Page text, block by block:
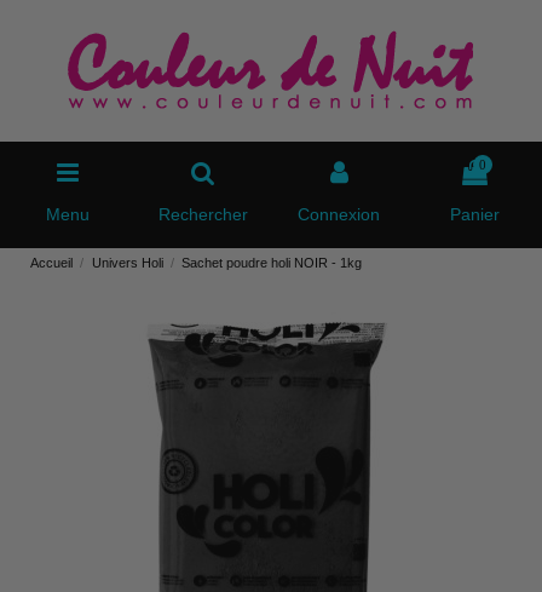
Menu Rechercher Connexion
0
Panier
Accueil Univers Holi Sachet poudre holi NOIR - 1kg